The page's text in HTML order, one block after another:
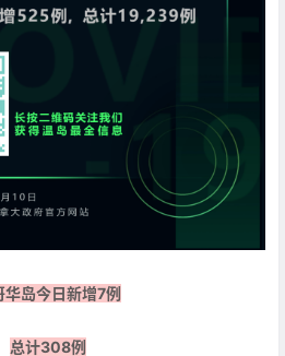
华岛今日新增7例
总计308例